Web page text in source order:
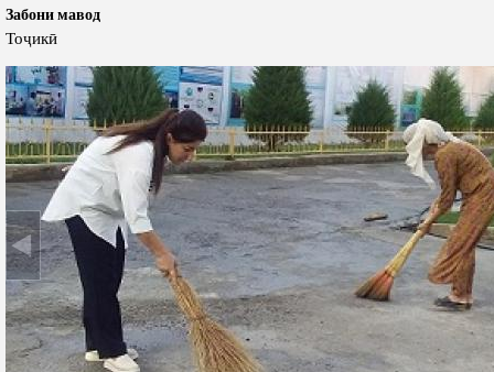
Забони мавод
Тоҷикӣ